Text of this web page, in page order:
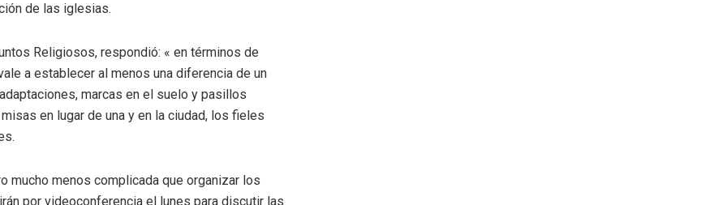
de las iglesias.
Religiosos, respondió: « en términos de
a establecer al menos una diferencia de un
marcas en el suelo y pasillos
en lugar de una y en la ciudad, los fieles
mucho menos complicada que organizar los
por videoconferencia el lunes para discutir las